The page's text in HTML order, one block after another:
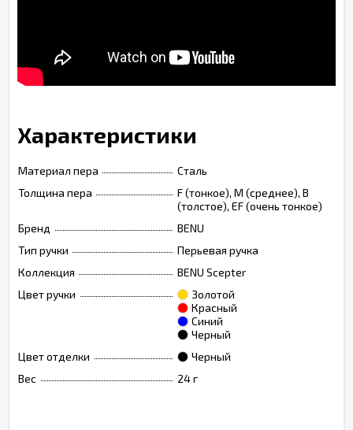
Характеристики
Материал пера
Сталь
Толщина пера
F (тонкое), M (среднее), B
(толстое), EF (очень тонкое)
Бренд
BENU
Тип ручки
Перьевая ручка
Коллекция
BENU Scepter
Цвет ручки
Золотой
Красный
Синий
Черный
Цвет отделки
Черный
Вес
24 г